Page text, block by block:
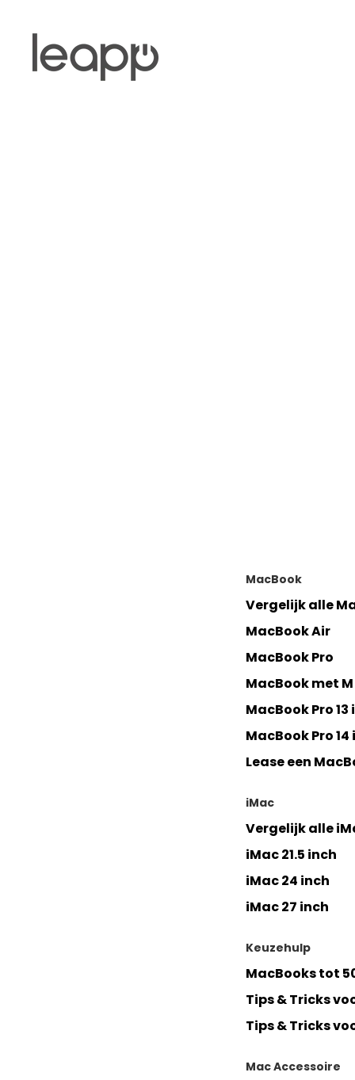
MacBook
Vergelijk alle
MacBook Air
MacBook Pro
MacBook met
MacBook Pro 13
MacBook Pro 14
Lease een
iMac
Vergelijk alle
iMac 21.5 inch
iMac 24 inch
iMac 27 inch
Keuzehulp
MacBooks tot
Tips & Tricks
Tips & Tricks
Mac Accessoire